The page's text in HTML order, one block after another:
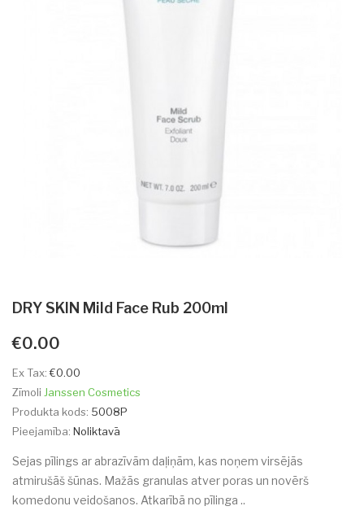
DRY SKIN Mild Face Rub 200ml
€0.00
Ex Tax:€0.00
Zīmoli Janssen Cosmetics
Produkta kods: 5008P
Pieejamība: Noliktavā
Sejas pīlings ar abrazīvām daļiņām, kas noņem virsējās
atmirušāš šūnas. Mažās granulas atver poras un novērš
komedonu veidošanos. Atkarībā no pīlinga ..